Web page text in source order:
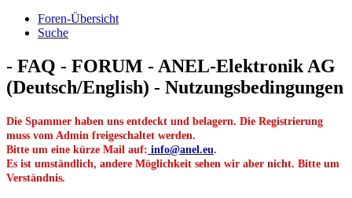
Foren-Übersicht
Suche
- FAQ - FORUM - ANEL-Elektronik AG
(Deutsch/English) - Nutzungsbedingungen
Die Spammer haben uns entdeckt und belagern. Die Registrierung
muss vom Admin freigeschaltet werden.
Bitte um eine kürze Mail auf: info@anel.eu.
Es ist umständlich, andere Möglichkeit sehen wir aber nicht. Bitte um
Verständnis.